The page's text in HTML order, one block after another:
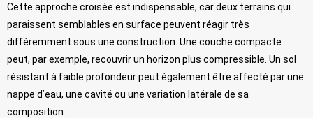
Cette approche croisée est indispensable, car deux terrains qui
paraissent semblables en surface peuvent réagir très
différemment sous une construction. Une couche compacte
peut, par exemple, recouvrir un horizon plus compressible. Un sol
résistant à faible profondeur peut également être affecté par une
nappe d’eau, une cavité ou une variation latérale de sa
composition.